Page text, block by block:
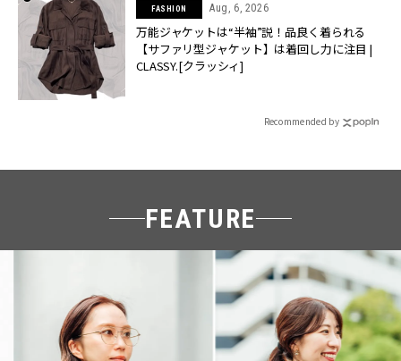
FASHION Aug, 6, 2026
万能ジャケットは“半袖”説！品良く着られる
【サファリ型ジャケット】は着回し力に注目 |
CLASSY.[クラッシィ]
Recommended by
FEATURE